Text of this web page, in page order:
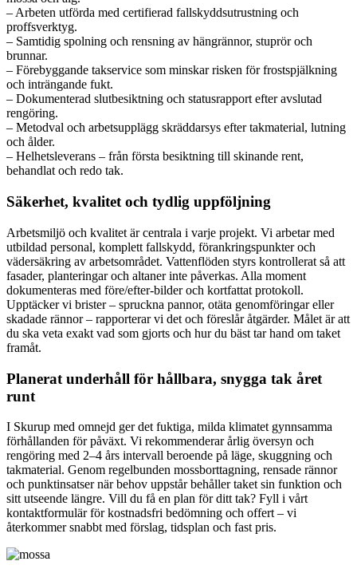
– Arbeten utförda med certifierad fallskyddsutrustning och
proffsverktyg.
– Samtidig spolning och rensning av hängrännor, stuprör och
brunnar.
– Förebyggande takservice som minskar risken för frostspjälkning
och inträngande fukt.
– Dokumenterad slutbesiktning och statusrapport efter avslutad
rengöring.
– Metodval och arbetsupplägg skräddarsys efter takmaterial, lutning
och ålder.
– Helhetsleverans – från första besiktning till skinande rent,
behandlat och redo tak.
Säkerhet, kvalitet och tydlig uppföljning
Arbetsmiljö och kvalitet är centrala i varje projekt. Vi arbetar med
utbildad personal, komplett fallskydd, förankringspunkter och
vädersäkring av arbetsområdet. Vattenflöden styrs kontrollerat så att
fasader, planteringar och altaner inte påverkas. Alla moment
dokumenteras med före/efter-bilder och kortfattat protokoll.
Upptäcker vi brister – spruckna pannor, otäta genomföringar eller
skadade rännor – rapporterar vi det och föreslår åtgärder. Målet är att
du ska veta exakt vad som gjorts och hur du bäst tar hand om taket
framåt.
Planerat underhåll för hållbara, snygga tak året
runt
I Skurup med omnejd ger det fuktiga, milda klimatet gynnsamma
förhållanden för påväxt. Vi rekommenderar årlig översyn och
rengöring med 2–4 års intervall beroende på läge, skuggning och
takmaterial. Genom regelbunden mossborttagning, rensade rännor
och punktinsatser när behov uppstår behåller taket sin funktion och
sitt utseende längre. Vill du få en plan för ditt tak? Fyll i vårt
kontaktformulär för kostnadsfri bedömning och offert – vi
återkommer snabbt med förslag, tidsplan och fast pris.